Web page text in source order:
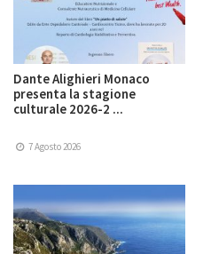
Dante Alighieri Monaco
presenta la stagione
culturale 2026-2 ...
7 Agosto 2026